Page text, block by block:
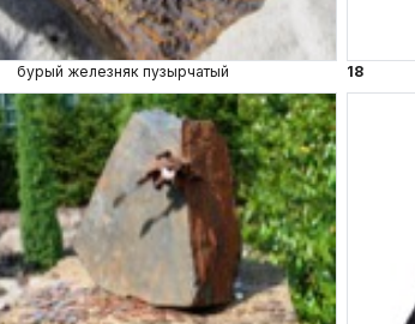
бурый железняк пузырчатый 18